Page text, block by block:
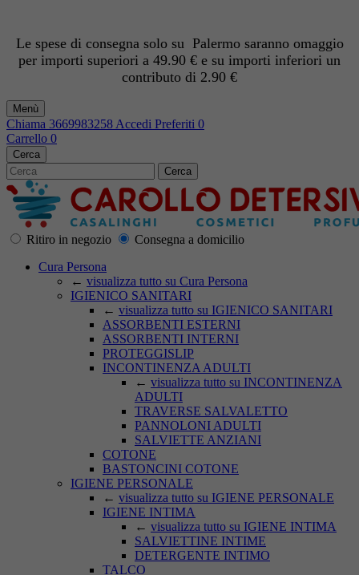
Le spese di consegna solo su Palermo saranno omaggio
per importi superiori a 49.90 € e su importi inferiori un
contributo di 2.90 €
Menù
Chiama 3669983258 Accedi Preferiti 0
Carrello 0
Cerca
Cerca
Ritiro in negozio
Consegna a domicilio
Cura Persona
← visualizza tutto su Cura Persona
IGIENICO SANITARI
← visualizza tutto su IGIENICO SANITARI
ASSORBENTI ESTERNI
ASSORBENTI INTERNI
PROTEGGISLIP
INCONTINENZA ADULTI
← visualizza tutto su INCONTINENZA
ADULTI
TRAVERSE SALVALETTO
PANNOLONI ADULTI
SALVIETTE ANZIANI
COTONE
BASTONCINI COTONE
IGIENE PERSONALE
← visualizza tutto su IGIENE PERSONALE
IGIENE INTIMA
← visualizza tutto su IGIENE INTIMA
SALVIETTINE INTIME
DETERGENTE INTIMO
TALCO